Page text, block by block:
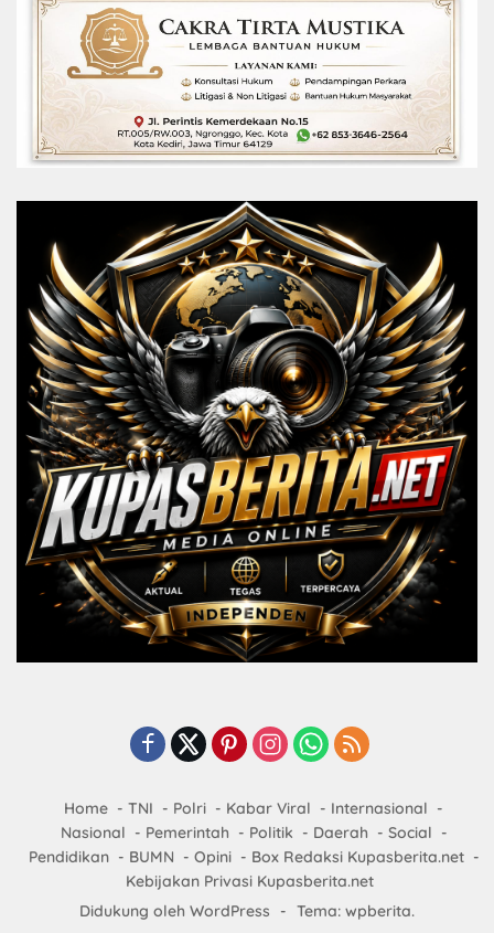
Home TNI Polri Kabar Viral
Internasional
Nasional
Pemerintah Politik Daerah
Social
Pendidikan
BUMN Opini
Box Redaksi Kupasberita.net
Kebijakan Privasi Kupasberita.net
Didukung oleh WordPress
- Tema: wpberita.